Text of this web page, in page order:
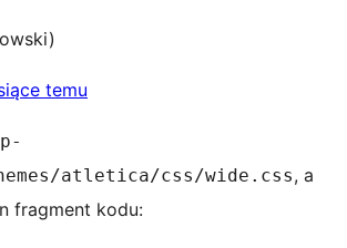
temu
atletica/css/wide.css, a
fragment kodu: